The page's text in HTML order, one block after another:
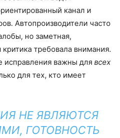
канал и
Автопроизводители часто
но заметная,
требовала внимания.
важны для всех
для тех, кто имеет
НЕ ЯВЛЯЮТСЯ
ГОТОВНОСТЬ